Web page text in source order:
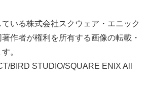
いる株式会社スクウェア・エニック
作者が権利を所有する画像の転載・
。
BIRD STUDIO/SQUARE ENIX All